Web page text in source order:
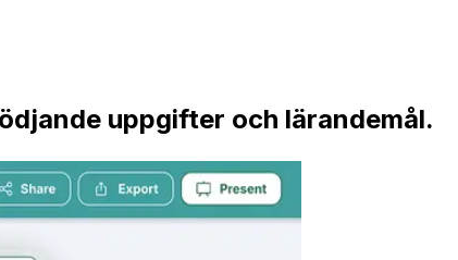
uppgifter och lärandemål.